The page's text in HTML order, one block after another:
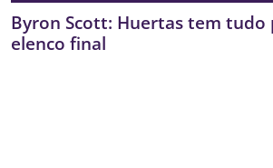
Byron Scott: Huertas tem tudo
elenco final